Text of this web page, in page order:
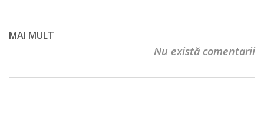
MAI MULT
Nu există comentarii